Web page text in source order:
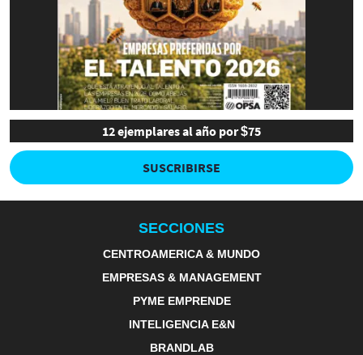
12 ejemplares al año por $75
SUSCRIBIRSE
SECCIONES
CENTROAMERICA & MUNDO
EMPRESAS & MANAGEMENT
PYME EMPRENDE
INTELIGENCIA E&N
BRANDLAB